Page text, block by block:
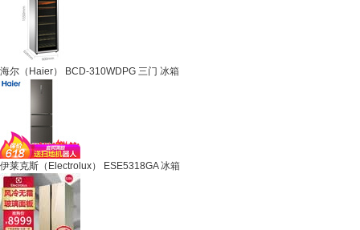
海尔（Haier） BCD-310WDPG 三门 冰箱
伊莱克斯（Electrolux） ESE5318GA 冰箱